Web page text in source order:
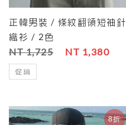
正韓男裝 / 條紋翻領短袖針
織衫 / 2色
NT 1,725 NT 1,380
促銷
8折